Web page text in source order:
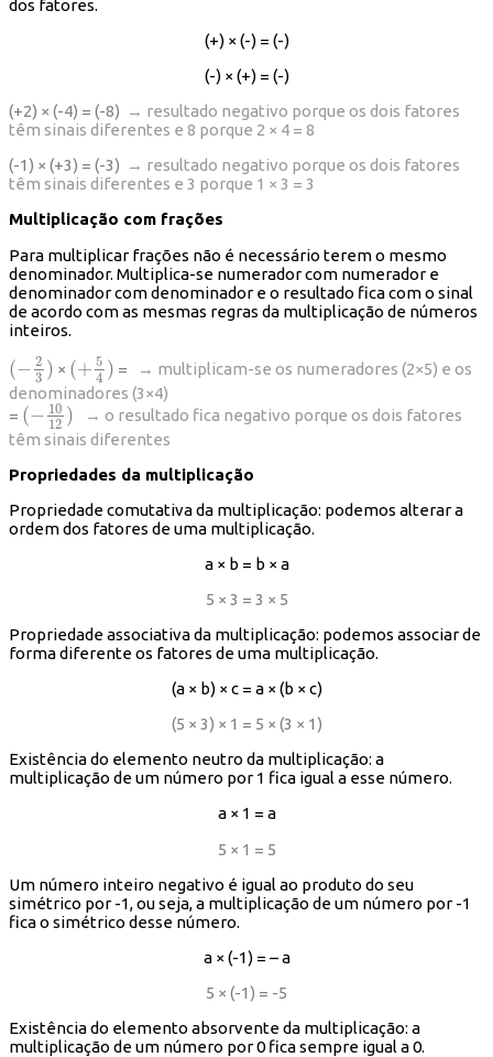
dos fatores.
(+) × (-) = (-)
(-) × (+) = (-)
(+2) × (-4) = (-8) → resultado negativo porque os dois fatores
têm sinais diferentes e 8 porque 2 × 4 = 8
(-1) × (+3) = (-3) → resultado negativo porque os dois fatores
têm sinais diferentes e 3 porque 1 × 3 = 3
Multiplicação com frações
Para multiplicar frações não é necessário terem o mesmo
denominador. Multiplica-se numerador com numerador e
denominador com denominador e o resultado fica com o sinal
de acordo com as mesmas regras da multiplicação de números
inteiros.
(− 2
3 )
( −23) × (+ 5
4 )
(+54) =
→ multiplicam-se os numeradores (2×5) e os
denominadores (3×4)
= (− 10
12 )
( −1012)
→ o resultado fica negativo porque os dois fatores
têm sinais diferentes
Propriedades da multiplicação
Propriedade comutativa da multiplicação: podemos alterar a
ordem dos fatores de uma multiplicação.
a × b = b × a
5 × 3 = 3 × 5
Propriedade associativa da multiplicação: podemos associar de
forma diferente os fatores de uma multiplicação.
(a × b) × c = a × (b × c)
(5 × 3) × 1 = 5 × (3 × 1)
Existência do elemento neutro da multiplicação: a
multiplicação de um número por 1 fica igual a esse número.
a × 1 = a
5 × 1 = 5
Um número inteiro negativo é igual ao produto do seu
simétrico por -1, ou seja, a multiplicação de um número por -1
fica o simétrico desse número.
a × (-1) = – a
5 × (-1) = -5
Existência do elemento absorvente da multiplicação: a
multiplicação de um número por 0 fica sempre igual a 0.